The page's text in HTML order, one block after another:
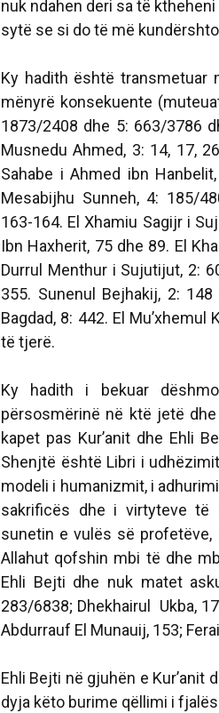
nuk ndahen deri sa të
sytë se si do të më
Ky hadith është
mënyrë konsekuente (
1873/2408 dhe 5: 663/3786
Musnedu Ahmed, 3: 14, 17,
Sahabe i Ahmed ibn
Mesabijhu Sunneh, 4: 185/
163-164. El Xhamiu Sagijri
Ibn Haxherit, 75 dhe 89. El
Durrul Menthuri Sujutijut, 2:
355. Sunenul Bejhakij, 2: 148
Bagdad, 8: 442. El Mu’xhemul
të tjerë.
Ky hadith i bekuar
përsosmërinë në ktë jetë
kapet pas Kur’anit dhe Ehli
Shenjtë është Libri i
modeli i humanizmit, i
sakrificës dhe i virtyteve të
sunetin e vulës së
Allahut qofshin mbi të dhe
Ehli Bejti dhe nuk matet
283/6838; Dhekhairul Ukba,
Abdurrauf El Munauij, 153;
Ehli Bejti në gjuhën e Kur’anit
dyja këto burime qëllimi i